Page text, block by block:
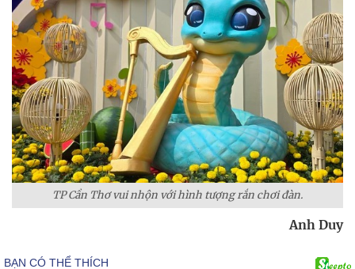
TP Cần Thơ vui nhộn với hình tượng rắn chơi đàn.
Anh Duy